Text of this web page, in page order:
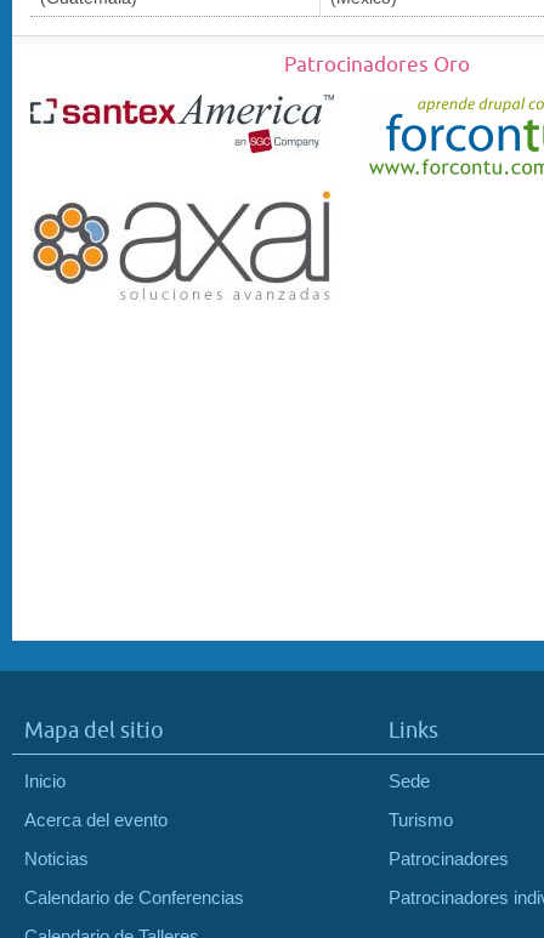
Patrocinadores Oro
Mapa del sitio
Inicio
Acerca del evento
Noticias
Calendario de Conferencias
Links
Sede
Turismo
Patrocinadores
Patrocinadores